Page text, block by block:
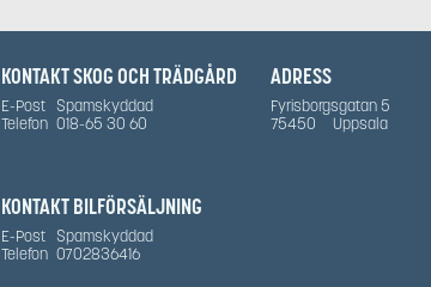
ADRESS
Fyrisborgsgatan 5
75450
Uppsala
KONTAKT SKOG OCH TRÄDGÅRD
E-Post Spamskyddad
Telefon 018-65 30 60
KONTAKT BILFÖRSÄLJNING
E-Post Spamskyddad
Telefon 0702836416